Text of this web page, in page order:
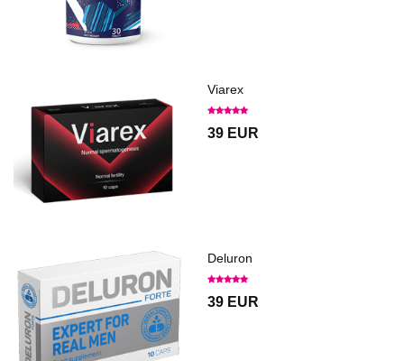
Viarex
39 EUR
Deluron
39 EUR